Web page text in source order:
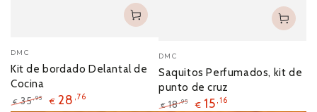
DMC
Kit de bordado Delantal de
Cocina
€ 35,95 € 28 ,76
DMC
Saquitos Perfumados, kit de
punto de cruz
€ 18,95 € 15 ,16